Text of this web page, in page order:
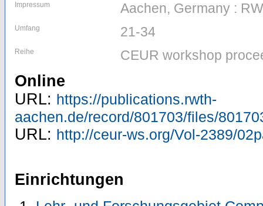
Impressum Aachen, Germany :
Umfang 21-34
Reihe CEUR workshop
Online
URL: https://publications.rwth-
aachen.de/record/801703/files/
URL: http://ceur-ws.org/Vol-2389/
Einrichtungen